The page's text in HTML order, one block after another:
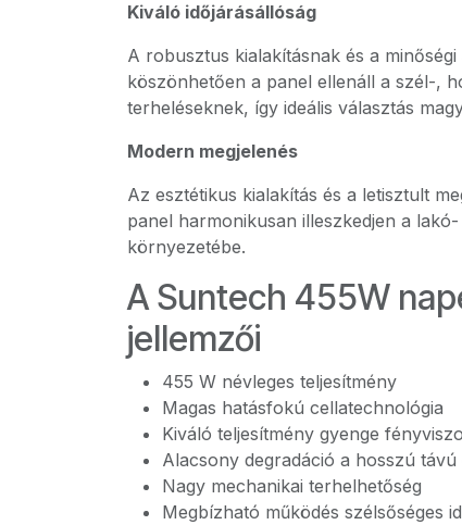
Kiváló időjárásállóság
A robusztus kialakításnak és a
köszönhetően a panel ellenáll a szél-,
terheléseknek, így ideális választás
Modern megjelenés
Az esztétikus kialakítás és a letisztult
panel harmonikusan illeszkedjen a
környezetébe.
A Suntech 455W
jellemzői
455 W névleges teljesítmény
Magas hatásfokú cellatechnológia
Kiváló teljesítmény gyenge
Alacsony degradáció a hosszú
Nagy mechanikai terhelhetőség
Megbízható működés szélsőséges